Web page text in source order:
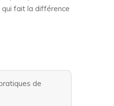
qui fait la différence
de